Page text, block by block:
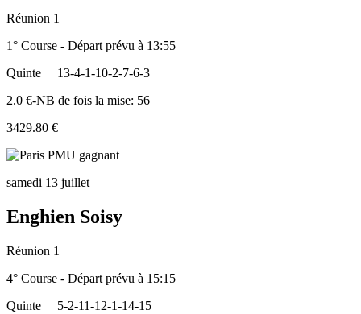
Réunion 1
1° Course - Départ prévu à 13:55
Quinte
13-4-1-10-2-7-6-3
2.0 €-NB de fois la mise: 56
3429.80 €
samedi 13 juillet
Enghien Soisy
Réunion 1
4° Course - Départ prévu à 15:15
Quinte
5-2-11-12-1-14-15